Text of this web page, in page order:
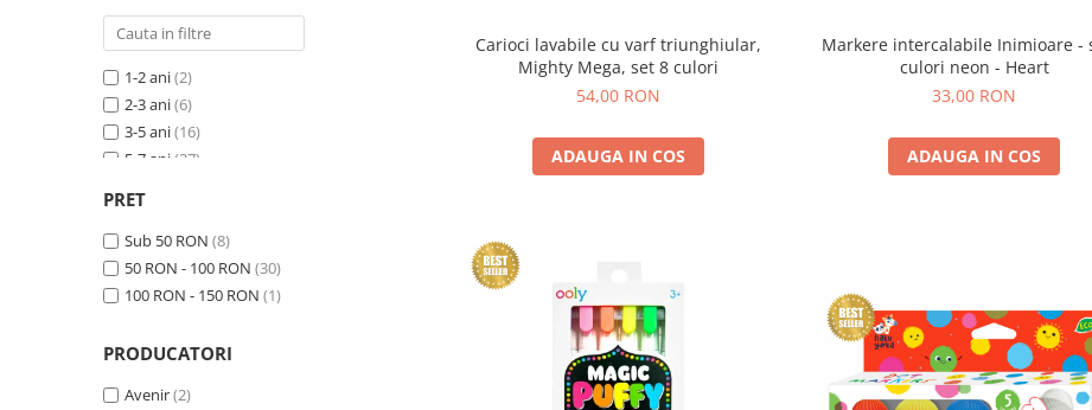
1-2 ani(2)
2-3 ani(6)
3-5 ani(16)
5-7 ani (27)
10 ani+
PRET
Sub 50 RON (8)
50 RON - 100 RON (30)
100 RON - 150 RON (1)
PRODUCATORI
Avenir(2)
Carioci lavabile cu varf triunghiular,
Mighty Mega, set 8 culori
54,00 RON
ADAUGA IN COS
Markere intercalabile Inimioare -
culori neon - Heart
33,00 RON
ADAUGA IN COS